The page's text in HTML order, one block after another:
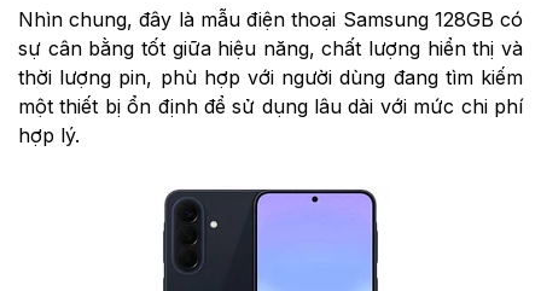
Nhìn chung, đây là mẫu điện thoại Samsung 128GB có
sự cân bằng tốt giữa hiệu năng, chất lượng hiển thị và
thời lượng pin, phù hợp với người dùng đang tìm kiếm
một thiết bị ổn định để sử dụng lâu dài với mức chi phí
hợp lý.